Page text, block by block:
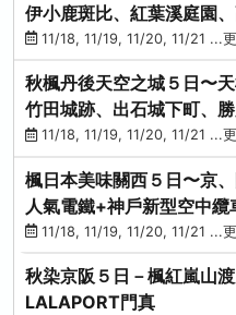
伊小鹿斑比、紅葉溪庭園
勢龍蝦+和牛
11/18, 11/19, 11/20, 11/21 ...
秋楓丹後天空之城５日〜
竹田城跡、出石城下町、
11/18, 11/19, 11/20, 11/21 ...
楓日本美味關西５日〜京
人氣電鐵+神戶新型空中
11/18, 11/19, 11/20, 11/21 ...
秋染京阪５日－楓紅嵐山
LALAPORT門真